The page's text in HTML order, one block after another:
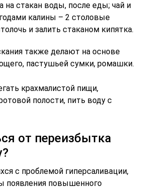
на стакан воды, после еды; чай и
калины – 2 столовые
и залить стаканом кипятка.
также делают на основе
пастушьей сумки, ромашки.
крахмалистой пищи,
полости, пить воду с
от переизбытка
с проблемой гиперсаливации,
появления повышенного